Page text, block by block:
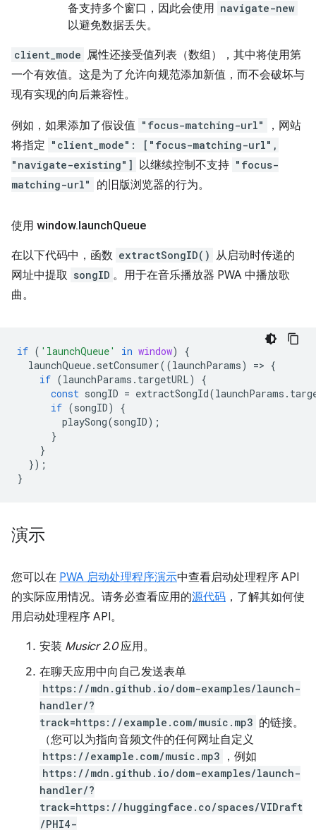
备支持多个窗口，因此会使用 navigate-new
以避免数据丢失。
client_mode 属性还接受值列表（数组），其中将使用第
一个有效值。这是为了允许向规范添加新值，而不会破坏与
现有实现的向后兼容性。
例如，如果添加了假设值 "focus-matching-url"
，网站
将指定 "client_mode": ["focus-matching-url",
"navigate-existing"] 以继续控制不支持 "focus-
matching-url"
的旧版浏览器的行为。
使用 window.launchQueue
在以下代码中，函数 extractSongID() 从启动时传递的
网址中提取 songID 。用于在音乐播放器 PWA 中播放歌
曲。
if ( 'launchQueue' in window)
{
launchQueue. setConsumer((launchParams) => {
if (launchParams . targetURL)
{
const songID = extractSongId(launchParams .
if (songID)
{
playSong(songID);
}
}
});
}
演示
您可以在 PWA 启动处理程序演示中查看启动处理程序 API
的实际应用情况。请务必查看应用的源代码 ，了解其如何使
用启动处理程序 API。
安装 Musicr 2.0应用。
在聊天应用中向自己发送表单
https://mdn.github.io/dom-examples/launch-
handler/?
track=https://example.com/music.mp3 的链接。
（您可以为指向音频文件的任何网址自定义
https://example.com/music.mp3 ，例如
https://mdn.github.io/dom-examples/launch-
handler/?
track=https://huggingface.co/spaces/VIDraft
/PHI4-